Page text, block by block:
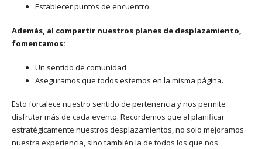
Establecer puntos de encuentro.
Además, al compartir nuestros planes de desplazamiento,
fomentamos:
Un sentido de comunidad.
Aseguramos que todos estemos en la misma página.
Esto fortalece nuestro sentido de pertenencia y nos permite
disfrutar más de cada evento. Recordemos que al planificar
estratégicamente nuestros desplazamientos, no solo mejoramos
nuestra experiencia, sino también la de todos los que nos